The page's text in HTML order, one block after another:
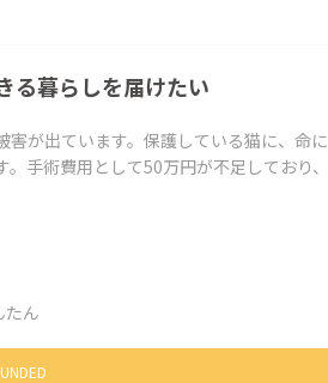
る暮らしを届けたい
害が出ています。保護している猫に、命に
手術費用として50万円が不足しており、
たん